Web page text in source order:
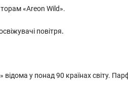
«Areon Wild».
повітря.
у понад 90 країнах світу.